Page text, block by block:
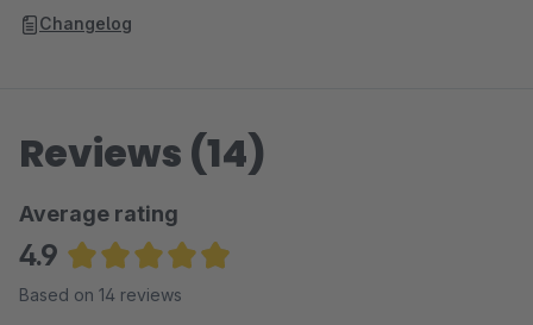
Changelog
Reviews (14)
Average rating
4.9
Average rating of 4.93 out of 5 stars
Based on 14 reviews